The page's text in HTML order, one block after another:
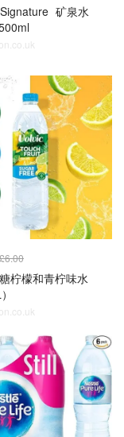
矿泉水
£6.00
柠檬和青柠味水